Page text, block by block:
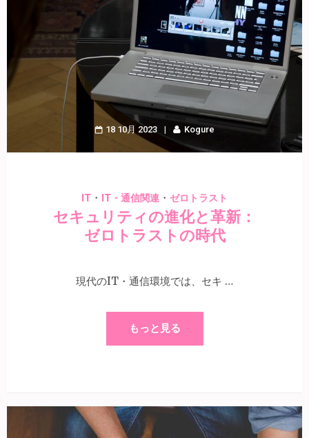
18 10月 2023 Kogure
IT ・ IT・通信関連 ・ ゼロトラスト
セキュリティの進化と革新：
ゼロトラストの時代
現代のIT・通信環境では、セキ …
もっと見る